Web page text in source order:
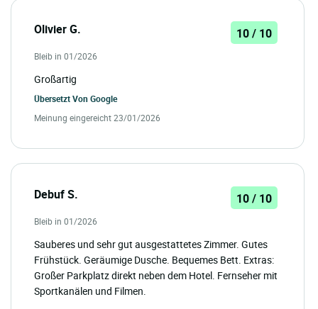
Olivier G. 10 / 10
Bleib in 01/2026
Großartig
Übersetzt Von Google
Meinung eingereicht 23/01/2026
Debuf S. 10 / 10
Bleib in 01/2026
Sauberes und sehr gut ausgestattetes Zimmer. Gutes
Frühstück. Geräumige Dusche. Bequemes Bett. Extras:
Großer Parkplatz direkt neben dem Hotel. Fernseher mit
Sportkanälen und Filmen.